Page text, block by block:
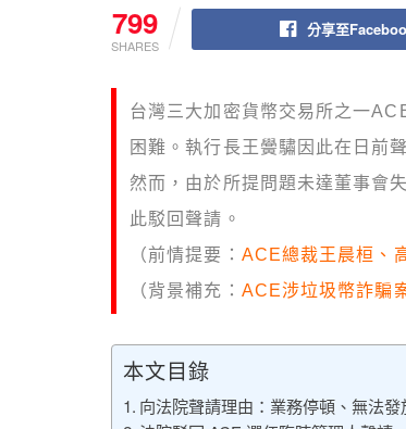
799
SHARES
分享至
台灣三大加密貨幣交易所之一
困難。執行長王黌驌因此在日前
然而，由於所提問題未達董事會
此駁回聲請。
（前情提要： ACE總裁王晨桓、
（背景補充： ACE涉垃圾幣詐騙
本文目錄
向法院聲請理由：業務停頓、無法